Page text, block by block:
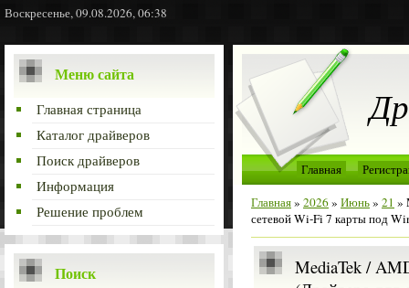
Воскресенье, 09.08.2026, 06:38
Меню сайта
Главная страница
Каталог драйверов
Поиск драйверов
Информация
Решение проблем
Поиск
Главная
Главная» 2026» Июнь» 21 »
сетевой Wi-Fi 7 карты под
MediaTek /